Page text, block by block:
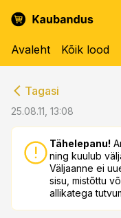
Avaleht Kõik lood
Tagasi
25.08.11, 13:08
Tähelepanu!
ning kuulub
Väljaanne ei
sisu, mistõttu
allikatega